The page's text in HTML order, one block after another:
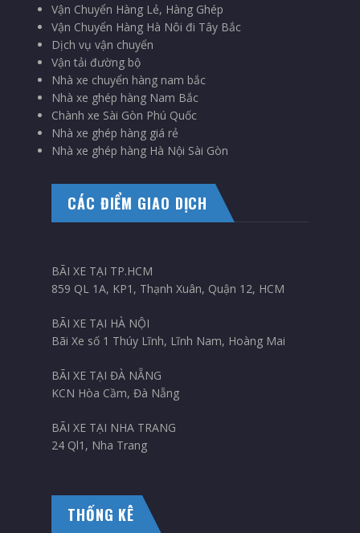
Vận Chuyển Hàng Lẻ, Hàng Ghép
Vận Chuyển Hàng Hà Nôi đi Tây Bắc
Dịch vụ vận chuyển
Vận tải đường bộ
Nhà xe chuyển hàng nam bắc
Nhà xe ghép hàng Nam Bắc
Chành xe Sài Gòn Phú Quốc
Nhà xe ghép hàng giá rẻ
Nhà xe ghép hàng Hà Nội Sài Gòn
CÁC ĐIỂM GIAO DỊCH
BÃI XE TẠI TP.HCM
859 QL 1A, KP1, Thạnh Xuân, Quận 12, HCM
BÃI XE TẠI HÀ NỘI
Bãi Xe số 1 Thúy Lĩnh, Lĩnh Nam, Hoàng Mai
BÃI XE TẠI ĐÀ NẴNG
KCN Hòa Cầm, Đà Nẵng
BÃI XE TẠI NHA TRANG
24 Ql1, Nha Trang
THỐNG KÊ